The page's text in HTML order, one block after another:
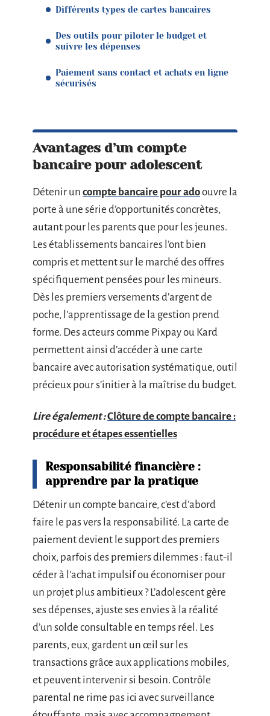
Différents types de cartes bancaires
Des outils pour piloter le budget et
suivre les dépenses
Paiement sans contact et achats en ligne
sécurisés
Avantages d’un compte
bancaire pour adolescent
Détenir un compte bancaire pour adoouvre la
porte à une série d’opportunités concrètes,
autant pour les parents que pour les jeunes.
Les établissements bancaires l’ont bien
compris et mettent sur le marché des offres
spécifiquement pensées pour les mineurs.
Dès les premiers versements d’argent de
poche, l’apprentissage de la gestion prend
forme. Des acteurs comme Pixpay ou Kard
permettent ainsi d’accéder à une carte
bancaire avec autorisation systématique, outil
précieux pour s’initier à la maîtrise du budget.
Lire également :Clôture de compte bancaire :
procédure et étapes essentielles
Responsabilité financière :
apprendre par la pratique
Détenir un compte bancaire, c’est d’abord
faire le pas vers la responsabilité. La carte de
paiement devient le support des premiers
choix, parfois des premiers dilemmes : faut-il
céder à l’achat impulsif ou économiser pour
un projet plus ambitieux ? L’adolescent gère
ses dépenses, ajuste ses envies à la réalité
d’un solde consultable en temps réel. Les
parents, eux, gardent un œil sur les
transactions grâce aux applications mobiles,
et peuvent intervenir si besoin. Contrôle
parental ne rime pas ici avec surveillance